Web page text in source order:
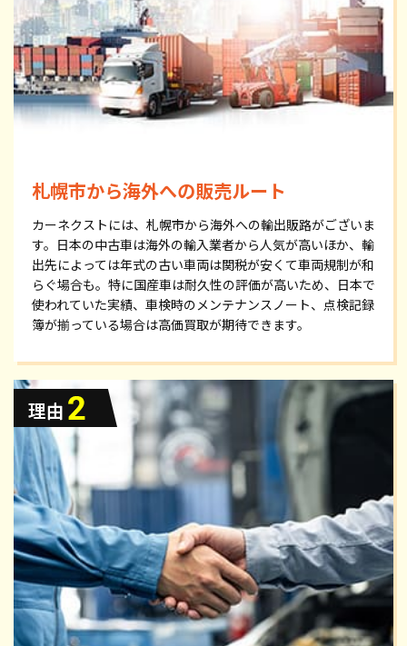
札幌市から海外への販売ルート
カーネクストには、札幌市から海外への輸出販路がございま
す。日本の中古車は海外の輸入業者から人気が高いほか、輸
出先によっては年式の古い車両は関税が安くて車両規制が和
らぐ場合も。特に国産車は耐久性の評価が高いため、日本で
使われていた実績、車検時のメンテナンスノート、点検記録
簿が揃っている場合は高価買取が期待できます。